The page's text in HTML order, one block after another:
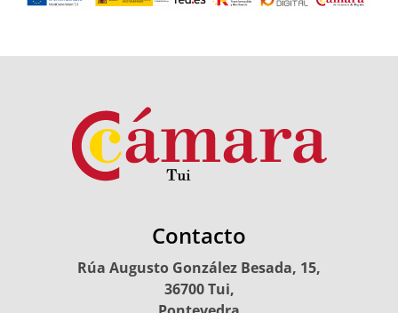
Contacto
Rúa Augusto González Besada, 15,
36700 Tui,